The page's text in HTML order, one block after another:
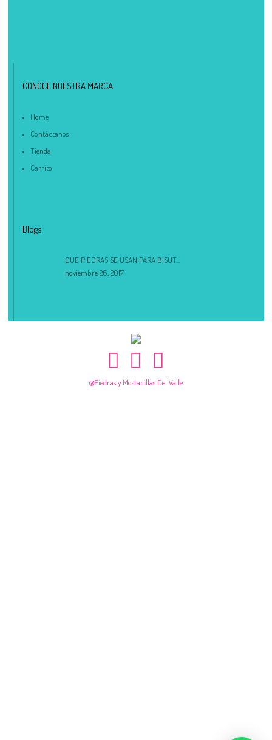
CONOCE NUESTRA MARCA
Home
Contáctanos
Tienda
Carrito
Blogs
QUE PIEDRAS SE USAN PARA BISUT...
noviembre 26, 2017
@Piedras y Mostacillas Del Valle